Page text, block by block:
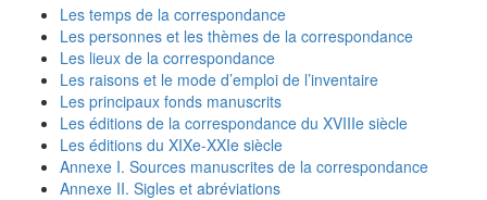
Les temps de la correspondance
Les personnes et les thèmes de la correspondance
Les lieux de la correspondance
Les raisons et le mode d’emploi de l’inventaire
Les principaux fonds manuscrits
Les éditions de la correspondance du XVIIIe siècle
Les éditions du XIXe-XXIe siècle
Annexe I. Sources manuscrites de la correspondance
Annexe II. Sigles et abréviations